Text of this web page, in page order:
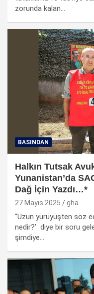
zorunda kalan…
BASINDAN
Halkın Tutsak
Yunanistan’da
Dağ İçin Yazdı…*
27 Mayıs 2025 gha
“Uzun yürüyüşten söz
nedir?’ diye bir soru
şimdiye…